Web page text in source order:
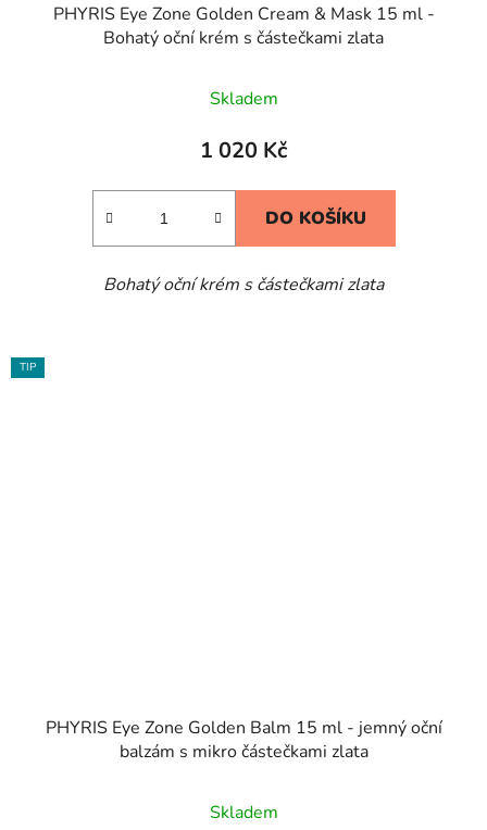
PHYRIS Eye Zone Golden Cream & Mask 15 ml -
Bohatý oční krém s částečkami zlata
Skladem
1 020 Kč
DO KOŠÍKU
Bohatý oční krém s částečkami zlata
TIP
PHYRIS Eye Zone Golden Balm 15 ml - jemný oční
balzám s mikro částečkami zlata
Skladem